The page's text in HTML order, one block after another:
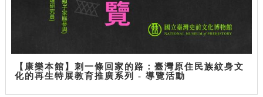
【康樂本館】刺一條回家的路：臺灣原住民族紋身文
化的再生特展教育推廣系列 - 導覽活動